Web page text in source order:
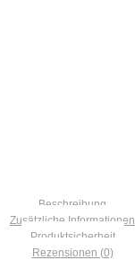
Beschreibung
Zusätzliche Informationen
Produktsicherheit
Rezensionen (0)